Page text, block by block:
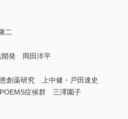
二
開発 岡田洋平
創薬研究 上中健・戸田達史
症候群 三澤園子